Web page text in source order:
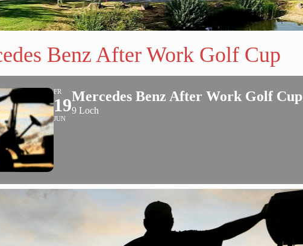
Benz After Work Golf Cup
FR
19
JUN
Mercedes Benz After Work Golf Cup
9 Loch